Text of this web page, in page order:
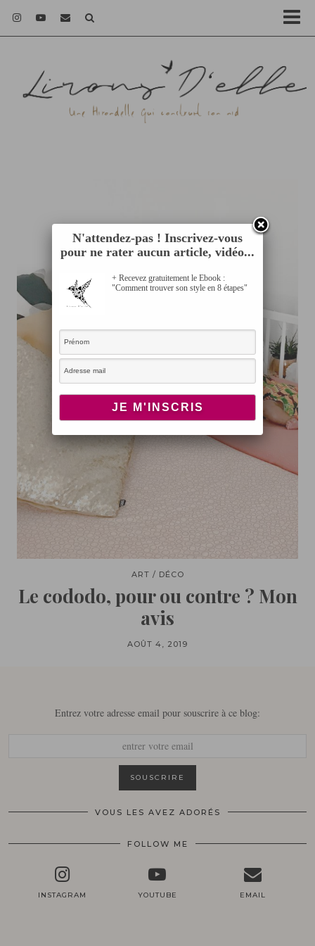
ART / DÉCO
Le cododo, pour ou contre ? Mon
avis
AOÛT 4, 2019
Entrez votre adresse email pour souscrire à ce blog:
VOUS LES AVEZ ADORÉS
FOLLOW ME
INSTAGRAM YOUTUBE EMAIL
N'attendez-pas ! Inscrivez-vous
pour ne rater aucun article, vidéo...
+ Recevez gratuitement le Ebook :
"Comment trouver son style en 8 étapes"